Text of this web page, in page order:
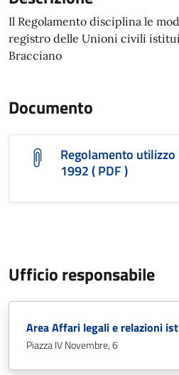
Il Regolamento disciplina le
registro delle Unioni civili
Bracciano
Documento
Regolamento
1992 ( PDF )
Ufficio responsabile
Area Affari legali e relazioni
Piazza IV Novembre, 6